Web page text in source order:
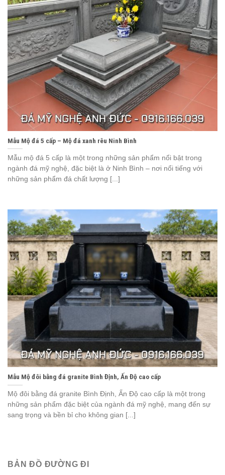
Mẫu Mộ đá 5 cấp – Mộ đá xanh rêu Ninh Bình
Mẫu mộ đá 5 cấp là một trong những sản phẩm nổi bật trong
ngành đá mỹ nghệ, đặc biệt là ở Ninh Bình – nơi nổi tiếng với
những sản phẩm đá chất lượng [...]
Mẫu Mộ đôi bằng đá granite Bình Định, Ấn Độ cao cấp
Mộ đôi bằng đá granite Bình Định, Ấn Độ cao cấp là một trong
những sản phẩm đặc biệt của ngành đá mỹ nghệ, mang đến sự
sang trọng và bền bỉ cho không gian [...]
BẢN ĐỒ ĐƯỜNG ĐI